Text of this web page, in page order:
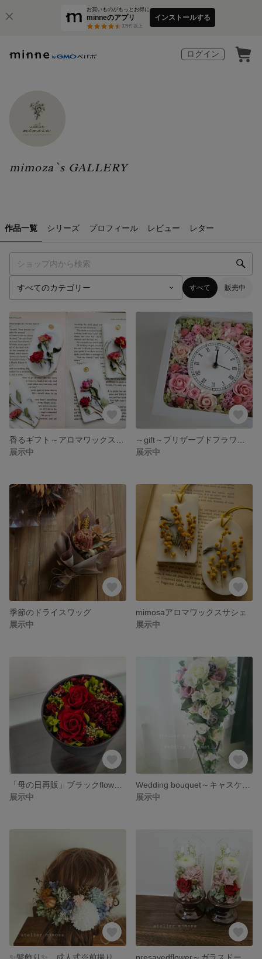
お買いものがもっとお得に
minneのアプリ
3万件以上
インストールする
ログイン
mimoza`s GALLERY
作品一覧 シリーズ プロフィール レビュー レター
すべて 販売中
展示中
展示中
季節のドライスワッグ
展示中
mimosaアロマワックスサシェ
展示中
展示中
展示中